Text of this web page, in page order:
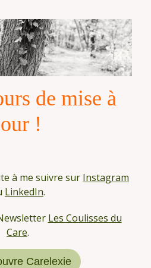
de mise à
!
à me suivre sur Instagram
LinkedIn.
Les Coulisses du
Care.
Carelexie